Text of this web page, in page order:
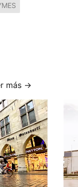
más →